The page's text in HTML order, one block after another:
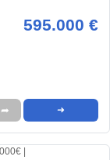
595.000 €
➦ ➜